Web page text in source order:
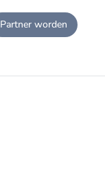
Partner worden